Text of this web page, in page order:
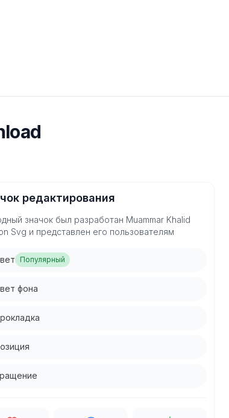
редактирования
значок был разработан Muammar Khalid
Svg и представлен его пользователям
Популярный
фона